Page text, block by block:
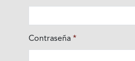
Obligatorio
Contraseña*
Obligatorio